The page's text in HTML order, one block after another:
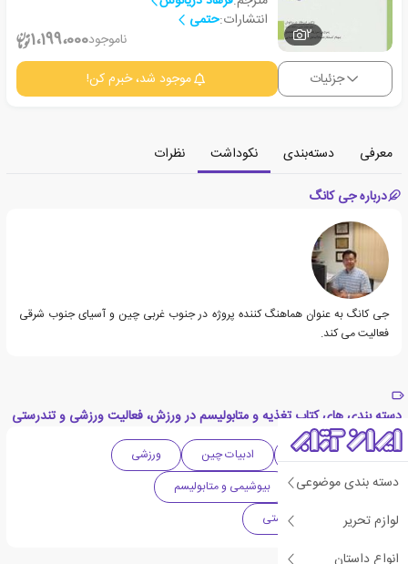
دسته بندی موضوعی
لوازم تحریر
انواع داستان
2
انتشارات:حتمی
ناموجود1،199،000
جزئیات موجود شد، خبرم کن!
معرفی دسته‌بندی نکوداشت
نظرات
درباره جی کانگ
جی کانگ به عنوان هماهنگ کننده پروژه در جنوب غربی چین و آسیای جنوب شرقی
فعالیت می کند.
دسته بندی های کتاب تغذیه و متابولیسم در ورزش، فعالیت ورزشی و تندرستی
دهه 2010 میلادی ادبیات چین
ورزشی
تغذیه ورزشی
بیوشیمی و متابولیسم
فعالیت بدنی و تندرستی